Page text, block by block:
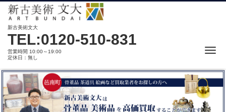
新古美術文大
TEL:0120-510-831
営業時間 10:00～19:00
定休日：無し